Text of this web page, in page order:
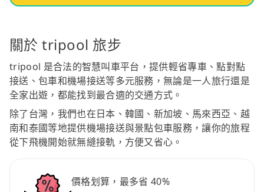
關於 tripool 旅步
tripool 是合法的智慧叫車平台，提供輕省專車、點對點
接送、包車和機場接送等多元服務，無論是一人旅行還是
全家出遊，都能找到最合適的交通方式。
除了台灣，我們也在日本、韓國、新加坡、馬來西亞、越
南和泰國等地提供機場接送與景點包車服務，讓你的旅程
從下飛機開始就無縫接軌，方便又省心。
價格划算，最多省 40%